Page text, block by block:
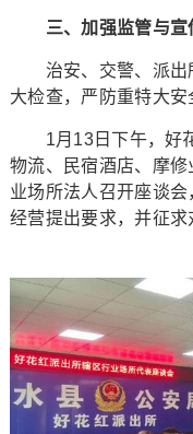
三、加强监管与宣
治安、交警、派出
大检查，严防重特大安
1月13日下午，好花
物流、民宿酒店、摩
业场所法人召开座谈
经营提出要求，并征求